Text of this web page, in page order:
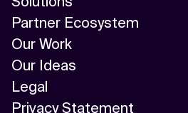
Partner Ecosystem
Our Work
Our Ideas
Legal
Privacy Statement